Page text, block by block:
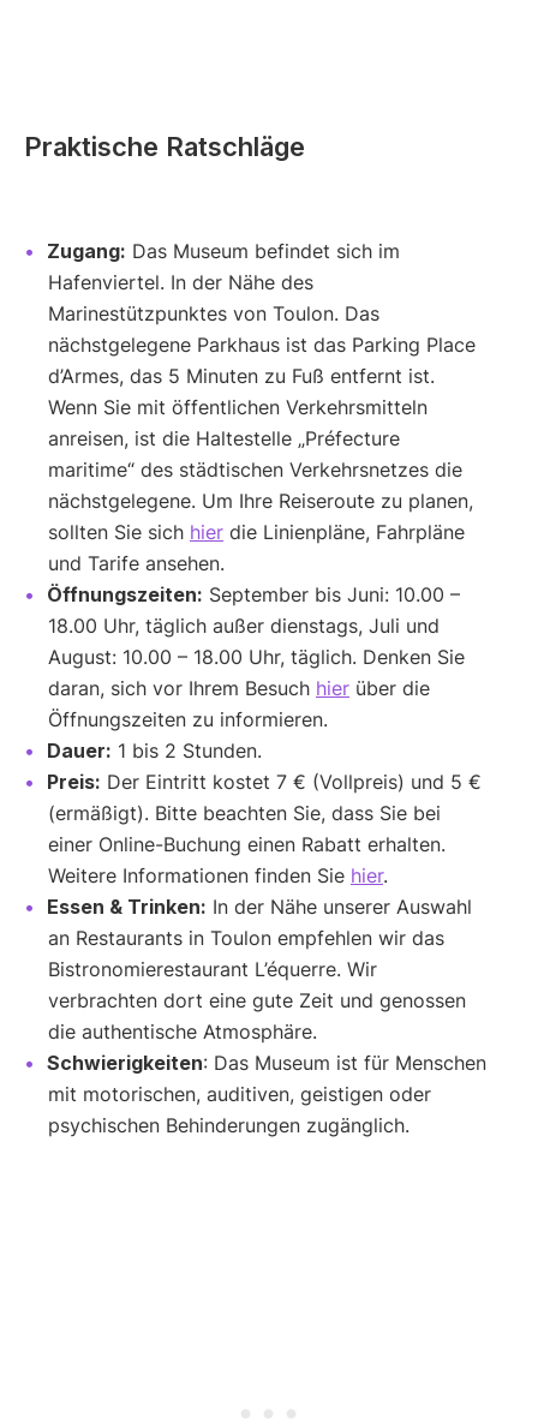
Praktische Ratschläge
Zugang: Das Museum befindet sich im
Hafenviertel. In der Nähe des
Marinestützpunktes von Toulon. Das
nächstgelegene Parkhaus ist das Parking Place
d’Armes, das 5 Minuten zu Fuß entfernt ist.
Wenn Sie mit öffentlichen Verkehrsmitteln
anreisen, ist die Haltestelle „Préfecture
maritime“ des städtischen Verkehrsnetzes die
nächstgelegene. Um Ihre Reiseroute zu planen,
sollten Sie sich hier die Linienpläne, Fahrpläne
und Tarife ansehen.
Öffnungszeiten: September bis Juni: 10.00 –
18.00 Uhr, täglich außer dienstags, Juli und
August: 10.00 – 18.00 Uhr, täglich. Denken Sie
daran, sich vor Ihrem Besuch hier über die
Öffnungszeiten zu informieren.
Dauer: 1 bis 2 Stunden.
Preis: Der Eintritt kostet 7 € (Vollpreis) und 5 €
(ermäßigt). Bitte beachten Sie, dass Sie bei
einer Online-Buchung einen Rabatt erhalten.
Weitere Informationen finden Sie hier.
Essen & Trinken: In der Nähe unserer Auswahl
an Restaurants in Toulon empfehlen wir das
Bistronomierestaurant L’équerre. Wir
verbrachten dort eine gute Zeit und genossen
die authentische Atmosphäre.
Schwierigkeiten: Das Museum ist für Menschen
mit motorischen, auditiven, geistigen oder
psychischen Behinderungen zugänglich.